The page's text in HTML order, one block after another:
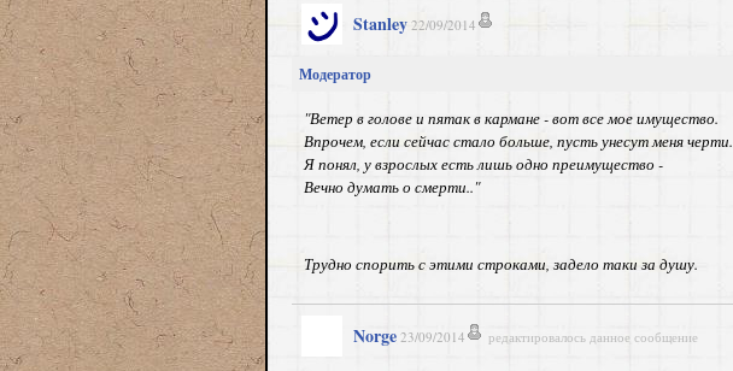
Stanley 22/09/2014
Модератор
"Ветер в голове и пятак в кармане - вот все мое имущество.
Впрочем, если сейчас стало больше, пусть унесут меня черти.
Я понял, у взрослых есть лишь одно преимущество -
Вечно думать о смерти.."
Трудно спорить с этими строками, задело таки за душу.
Norge 23/09/2014 редактировалось данное сообщение